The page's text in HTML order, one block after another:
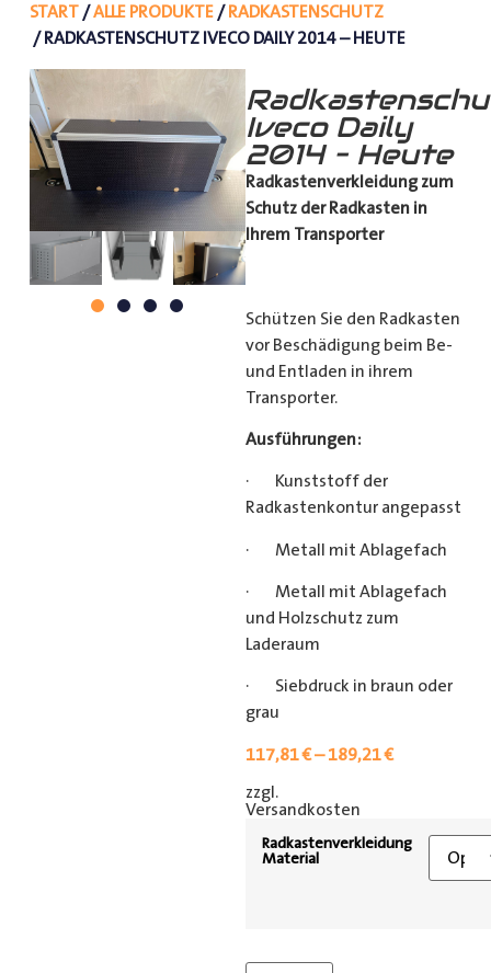
START/ALLE PRODUKTE/RADKASTENSCHUTZ
/ RADKASTENSCHUTZ IVECO DAILY 2014 – HEUTE
Iveco Daily
2014 – Heute
Radkastenverkleidung zum
Schutz der Radkasten in
Ihrem Transporter
Schützen Sie den Radkasten
vor Beschädigung beim Be-
und Entladen in ihrem
Transporter.
Ausführungen:
· Kunststoff der
Radkastenkontur angepasst
· Metall mit Ablagefach
· Metall mit Ablagefach
und Holzschutz zum
Laderaum
· Siebdruck in braun oder
grau
117,81€–189,21€
zzgl.
Versandkosten
Radkastenverkleidung
Material